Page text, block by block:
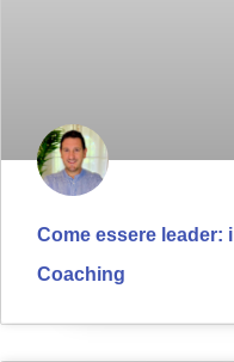
Come essere leader:
Coaching